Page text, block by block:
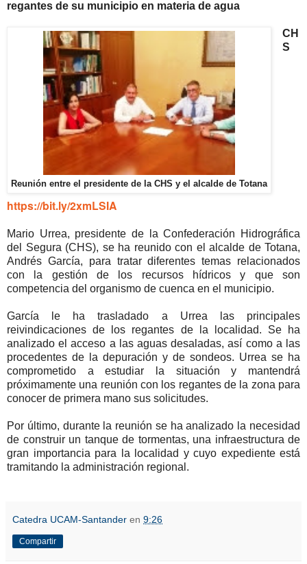
regantes de su municipio en materia de agua
Reunión entre el presidente de la CHS y el alcalde de Totana
CH
S
https://bit.ly/2xmLSIA
Mario Urrea, presidente de la Confederación Hidrográfica
del Segura (CHS), se ha reunido con el alcalde de Totana,
Andrés García, para tratar diferentes temas relacionados
con la gestión de los recursos hídricos y que son
competencia del organismo de cuenca en el municipio.
García le ha trasladado a Urrea las principales
reivindicaciones de los regantes de la localidad. Se ha
analizado el acceso a las aguas desaladas, así como a las
procedentes de la depuración y de sondeos. Urrea se ha
comprometido a estudiar la situación y mantendrá
próximamente una reunión con los regantes de la zona para
conocer de primera mano sus solicitudes.
Por último, durante la reunión se ha analizado la necesidad
de construir un tanque de tormentas, una infraestructura de
gran importancia para la localidad y cuyo expediente está
tramitando la administración regional.
Catedra UCAM-Santander en 9:26
Compartir